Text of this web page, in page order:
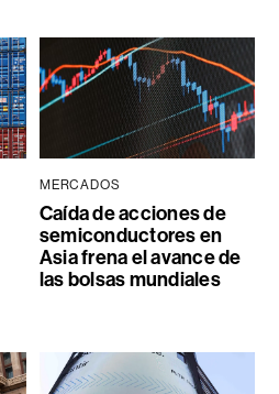
MERCADOS
Caída de acciones de
semiconductores en
Asia frena el avance de
las bolsas mundiales